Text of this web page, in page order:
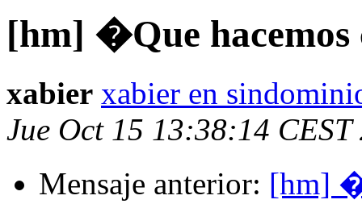
[hm] �Que hacemos
xabier xabier en
Jue Oct 15 13:38:14 CEST
Mensaje anterior: [hm]